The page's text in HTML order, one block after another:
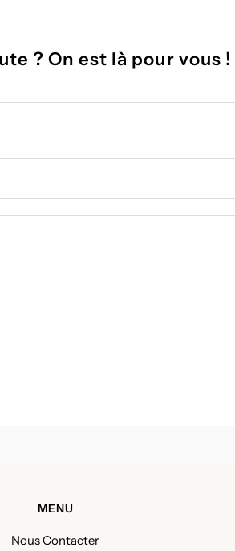
? On est là pour vous !
MENU
Nous Contacter